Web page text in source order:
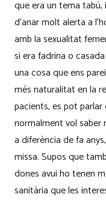
que era un tema
d’anar molt alerta a
amb la sexualitat
si era fadrina o
una cosa que ens
més naturalitat en la
pacients, es pot
normalment vol saber
a diferència de fa
missa. Supos que
dones avui ho tenen
sanitària que les